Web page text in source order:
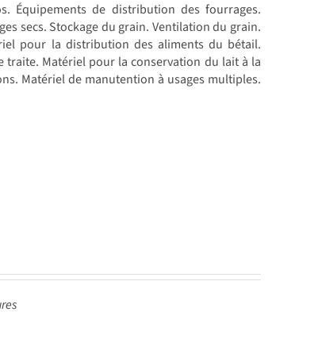
Équipements de distribution des fourrages.
secs. Stockage du grain. Ventilation du grain.
pour la distribution des aliments du bétail.
Matériel pour la conservation du lait à la
Matériel de manutention à usages multiples.